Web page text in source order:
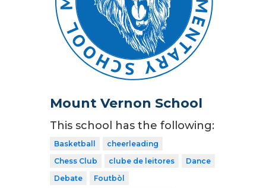
Mount Vernon School
This school has the following:
Basketball
cheerleading
Chess Club
clube de leitores
Dance
Debate
Foutbòl